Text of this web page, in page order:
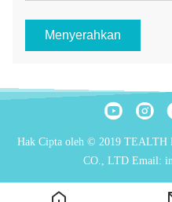
Menyerahkan
Hak Cipta oleh © 2019
CO., LTD Email: